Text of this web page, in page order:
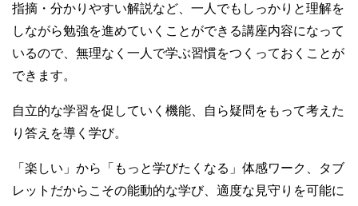
指摘・分かりやすい解説など、一人でもしっかりと理解を
しながら勉強を進めていくことができる講座内容になって
いるので、無理なく一人で学ぶ習慣をつくっておくことが
できます。
自立的な学習を促していく機能、自ら疑問をもって考えた
り答えを導く学び。
「楽しい」から「もっと学びたくなる」体感ワーク、タブ
レットだからこその能動的な学び、適度な見守りを可能に